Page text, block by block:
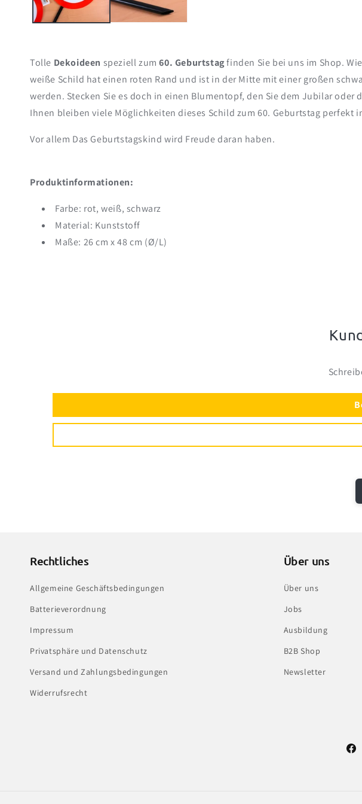
Tolle Dekoideen speziell zum60. Geburtstagfinden Sie bei uns im Shop.
weiße Schild hat einen roten Rand und ist in der Mitte mit einer großen
werden. Stecken Sie es doch in einen Blumentopf, den Sie dem Jubilar
Ihnen bleiben viele Möglichkeiten dieses Schild zum 60. Geburtstag perfekt
Vor allem Das Geburtstagskind wird Freude daran haben.
Produktinformationen:
Farbe: rot, weiß, schwarz
Material: Kunststoff
Maße: 26 cm x 48 cm (Ø/L)
Rechtliches
Allgemeine Geschäftsbedingungen
Batterieverordnung
Impressum
Privatsphäre und Datenschutz
Versand und Zahlungsbedingungen
Widerrufsrecht
Über uns
Über uns
Jobs
Ausbildung
B2B Shop
Newsletter